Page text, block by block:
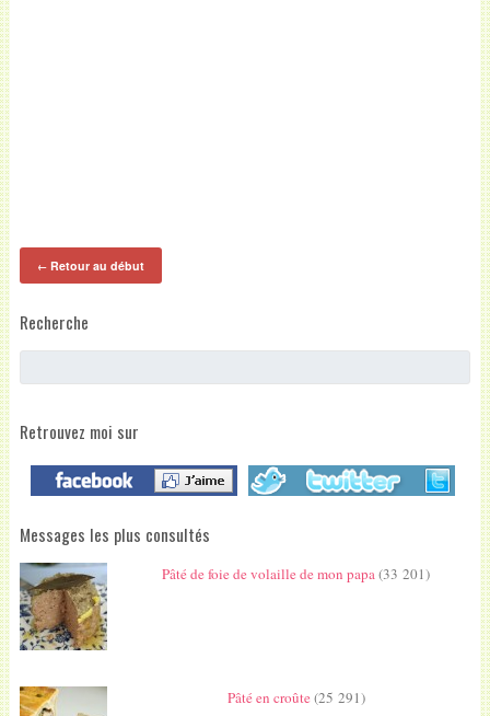
←Retour au début
Recherche
Retrouvez moi sur
Messages les plus consultés
Pâté de foie de volaille de mon papa(33 201)
Pâté en croûte(25 291)